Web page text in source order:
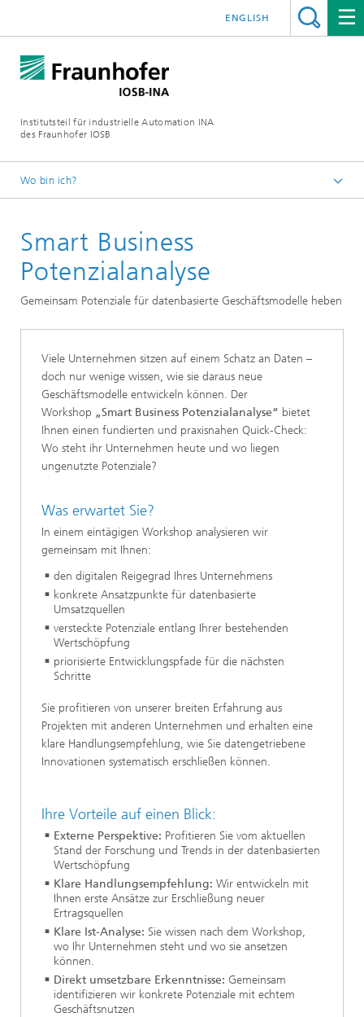
Institutsteil für industrielle Automation INA
des Fraunhofer IOSB
ENGLISH
Wo bin ich?
Datenbasierte Wertschöpfung
Smart Business
Potenzialanalyse
Gemeinsam Potenziale für datenbasierte Geschäftsmodelle heben
Viele Unternehmen sitzen auf einem Schatz an Daten –
doch nur wenige wissen, wie sie daraus neue
Geschäftsmodelle entwickeln können. Der
Workshop „Smart Business Potenzialanalyse“ bietet
Ihnen einen fundierten und praxisnahen Quick-Check:
Wo steht ihr Unternehmen heute und wo liegen
ungenutzte Potenziale?
Was erwartet Sie?
In einem eintägigen Workshop analysieren wir
gemeinsam mit Ihnen:
den digitalen Reigegrad Ihres Unternehmens
konkrete Ansatzpunkte für datenbasierte
Umsatzquellen
versteckte Potenziale entlang Ihrer bestehenden
Wertschöpfung
priorisierte Entwicklungspfade für die nächsten
Schritte
Sie profitieren von unserer breiten Erfahrung aus
Projekten mit anderen Unternehmen und erhalten eine
klare Handlungsempfehlung, wie Sie datengetriebene
Innovationen systematisch erschließen können.
Ihre Vorteile auf einen Blick:
Externe Perspektive: Profitieren Sie vom aktuellen
Stand der Forschung und Trends in der datenbasierten
Wertschöpfung
Klare Handlungsempfehlung: Wir entwickeln mit
Ihnen erste Ansätze zur Erschließung neuer
Ertragsquellen
Klare Ist-Analyse: Sie wissen nach dem Workshop,
wo Ihr Unternehmen steht und wo sie ansetzen
können.
Direkt umsetzbare Erkenntnisse: Gemeinsam
identifizieren wir konkrete Potenziale mit echtem
Geschäftsnutzen